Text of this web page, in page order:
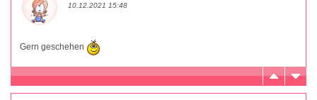
10.12.2021 15:48
Gern geschehen